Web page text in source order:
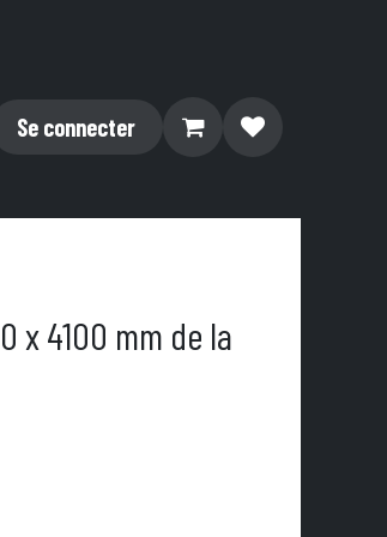
Se connecter
x 4100 mm de la